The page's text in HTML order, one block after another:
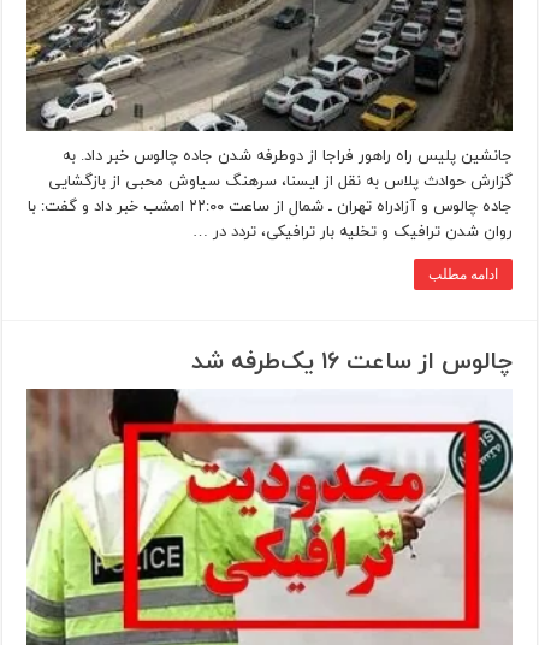
جانشین پلیس راه راهور فراجا از دوطرفه شدن جاده چالوس خبر داد. به
گزارش حوادث پلاس به نقل از ایسنا، سرهنگ سیاوش محبی از بازگشایی
جاده چالوس و آزادراه تهران ـ شمال از ساعت ۲۲:۰۰ امشب خبر داد و گفت: با
روان شدن ترافیک و تخلیه بار ترافیکی، تردد در …
ادامه مطلب
چالوس از ساعت ۱۶ یک‌طرفه شد